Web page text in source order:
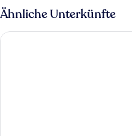
Ähnliche Unterkünfte
Holiday Inn Sydney Potts Point